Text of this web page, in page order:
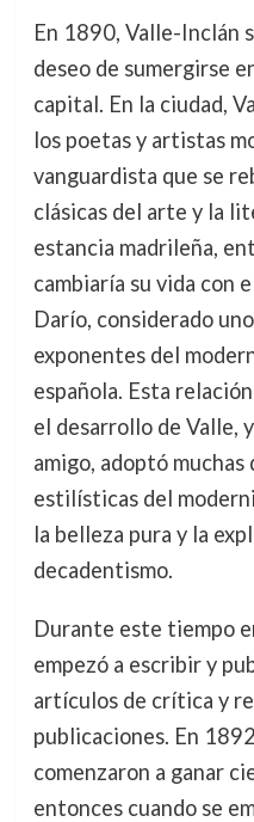
En 1890, Valle-Inclán
deseo de sumergirse
capital. En la ciudad,
los poetas y artistas
vanguardista que se
clásicas del arte y la
estancia madrileña,
cambiaría su vida con
Darío, considerado
exponentes del
española. Esta
el desarrollo de Valle,
amigo, adoptó
estilísticas del
la belleza pura y la
decadentismo.
Durante este tiempo
empezó a escribir y
artículos de crítica y
publicaciones. En
comenzaron a ganar
entonces cuando se